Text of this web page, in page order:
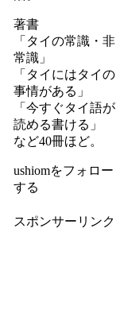
著書
「タイの常識・非
常識」
「タイにはタイの
事情がある」
「今すぐタイ語が
読める書ける」
など40冊ほど。
ushiomをフォロー
する
スポンサーリンク